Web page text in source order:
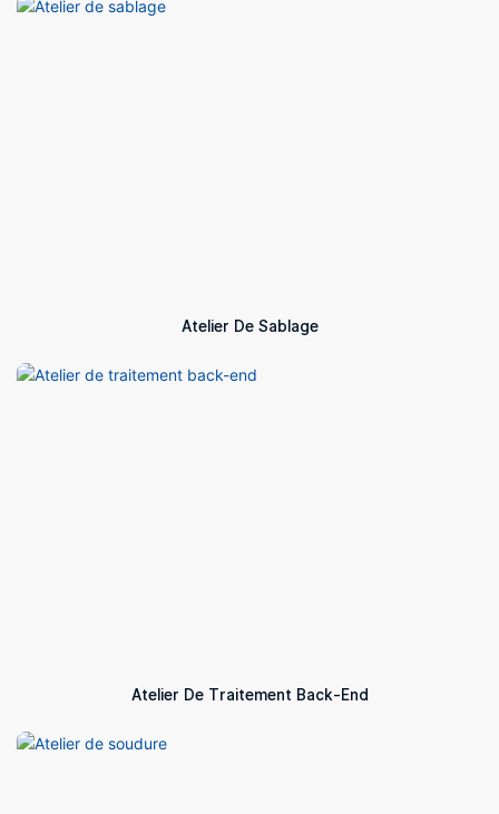
Atelier De Sablage
Atelier De Traitement Back-End